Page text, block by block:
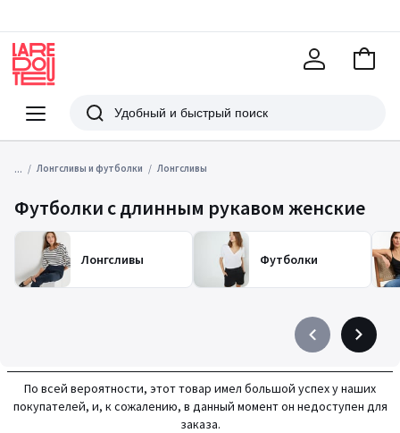
Меню
Redoute
Поиск
В
... Лонгсливы и футболки Лонгсливы
Футболки с длинным рукавом женские
Лонгсливы Футболки
Précédent
à
gauche
Suivant
à
droite
По всей вероятности, этот товар имел большой успех у наших
покупателей, и, к сожалению, в данный момент он недоступен для
заказа.